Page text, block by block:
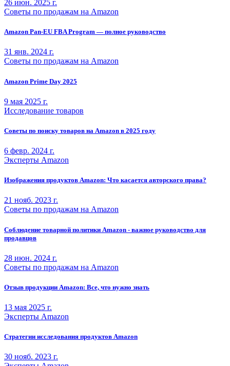
26 июн. 2025 г.
Советы по продажам на Amazon
Amazon Pan-EU FBA Program — полное руководство
31 янв. 2024 г.
Советы по продажам на Amazon
Amazon Prime Day 2025
9 мая 2025 г.
Исследование товаров
Советы по поиску товаров на Amazon в 2025 году
6 февр. 2024 г.
Эксперты Amazon
Изображения продуктов Amazon: Что касается авторского права?
21 нояб. 2023 г.
Советы по продажам на Amazon
Соблюдение товарной политики Amazon - важное руководство для
продавцов
28 июн. 2024 г.
Советы по продажам на Amazon
Отзыв продукции Amazon: Все, что нужно знать
13 мая 2025 г.
Эксперты Amazon
Стратегии исследования продуктов Amazon
30 нояб. 2023 г.